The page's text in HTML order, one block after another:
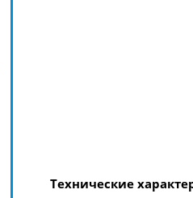
Технические